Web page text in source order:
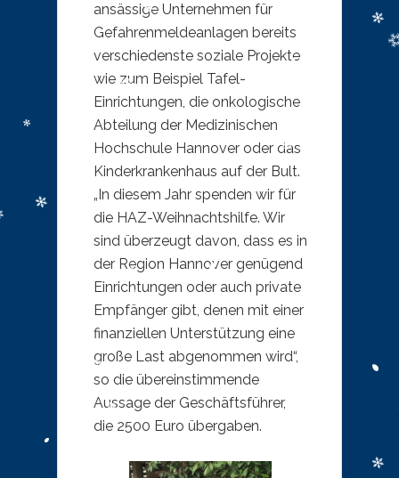
ansässige Unternehmen für
Gefahrenmeldeanlagen bereits
verschiedenste soziale Projekte
wie zum Beispiel Tafel-
Einrichtungen, die onkologische
Abteilung der Medizinischen
Hochschule Hannover oder das
Kinderkrankenhaus auf der Bult.
„In diesem Jahr spenden wir für
die HAZ-Weihnachtshilfe. Wir
sind überzeugt davon, dass es in
der Region Hannover genügend
Einrichtungen oder auch private
Empfänger gibt, denen mit einer
finanziellen Unterstützung eine
große Last abgenommen wird“,
so die übereinstimmende
Aussage der Geschäftsführer,
die 2500 Euro übergaben.